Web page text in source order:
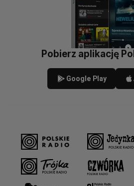
Pobierz aplikację
Google Play